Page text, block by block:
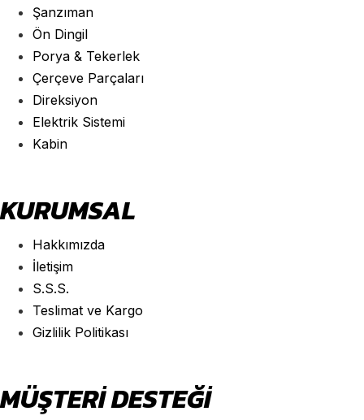
Şanzıman
Ön Dingil
Porya & Tekerlek
Çerçeve Parçaları
Direksiyon
Elektrik Sistemi
Kabin
KURUMSAL
Hakkımızda
İletişim
S.S.S.
Teslimat ve Kargo
Gizlilik Politikası
MÜŞTERİ DESTEĞİ